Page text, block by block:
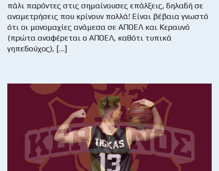
πάλι παρόντες στις σημαίνουσες επάλξεις, δηλαδή σε
αναμετρήσεις που κρίνουν πολλά! Είναι βέβαια γνωστό
ότι οι μονομαχίες ανάμεσα σε ΑΠΟΕΛ και Κεραυνό
(πρώτα αναφέρεται ο ΑΠΟΕΛ, καθότι τυπικά
γηπεδούχος), […]